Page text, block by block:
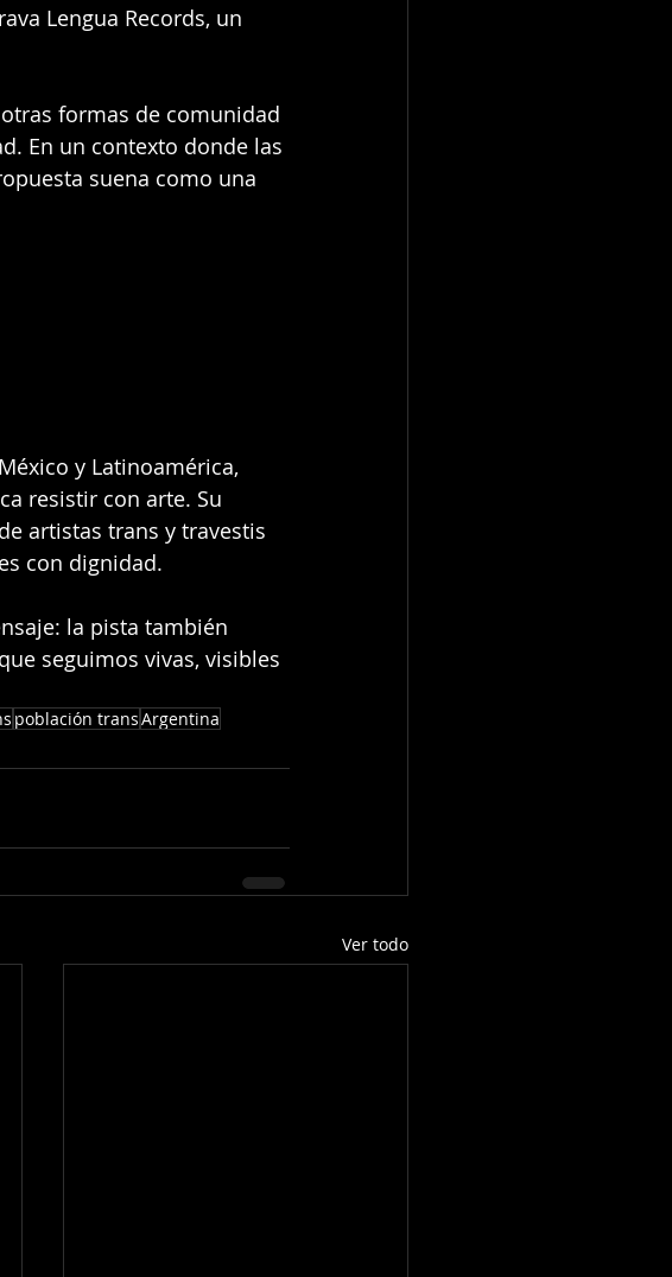
Lengua Records, un
formas de comunidad
En un contexto donde las
suena como una
y Latinoamérica,
resistir con arte. Su
artistas trans y travestis
con dignidad.
la pista también
seguimos vivas, visibles
población transArgentina
Ver todo